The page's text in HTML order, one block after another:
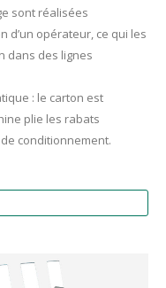
sont réalisées
d’un opérateur, ce qui les
dans des lignes
: le carton est
plie les rabats
conditionnement.